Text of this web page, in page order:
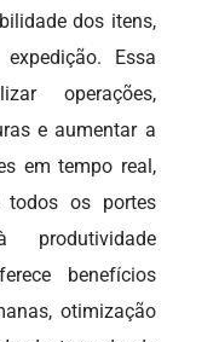
dos itens,
Essa
operações,
e aumentar a
em tempo real,
todos os portes
benefícios
otimização